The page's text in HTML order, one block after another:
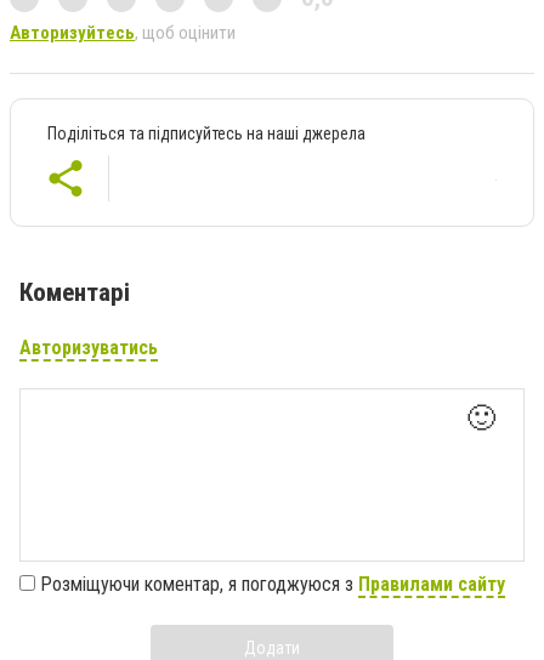
Авторизуйтесь, щоб оцінити
Поділіться та підписуйтесь на наші джерела
Коментарі
Авторизуватись
🙂
Розміщуючи коментар, я погоджуюся з Правилами сайту
Додати